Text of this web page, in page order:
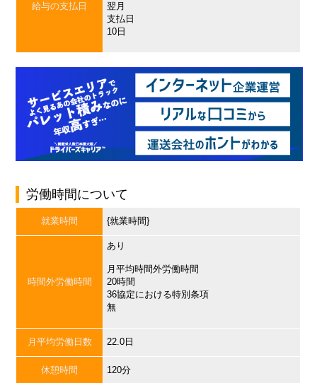
給与の支払日
翌月
支払日
10日
労働時間について
就業時間 {就業時間}
時間外労働時間
あり
月平均時間外労働時間
20時間
36協定における特別条項
無
月平均労働日数 22.0日
休憩時間 120分